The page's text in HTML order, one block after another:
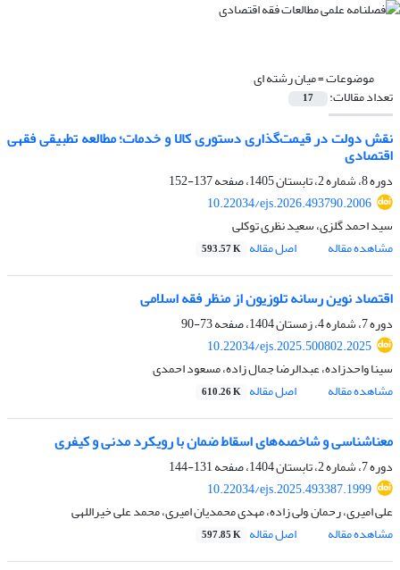
موضوعات =میان رشته ای
تعداد مقالات: 17
نقش دولت در قیمت‌گذاری دستوری کالا و خدمات؛ مطالعه تطبیقی فقهی
اقتصادی
دوره 8، شماره 2، تابستان 1405، صفحه
137-152
10.22034/ejs.2026.493790.2006
سید احمد گلزی، سعید نظری توکلی
مشاهده مقاله
اصل مقاله 593.57 K
اقتصاد نوین رسانه تلوزیون از منظر فقه اسلامی
دوره 7، شماره 4، زمستان 1404، صفحه
73-90
10.22034/ejs.2025.500802.2025
سینا واحدزاده، عبدالرضا جمال زاده، مسعود احمدی
مشاهده مقاله
اصل مقاله 610.26 K
معناشناسی و شاخصه‌های اسقاط ضمان با رویکرد مدنی و کیفری
دوره 7، شماره 2، تابستان 1404، صفحه
131-144
10.22034/ejs.2025.493387.1999
علی امیری، رحمان ,ولی زاده، مهدی محمدیان امیری، محمد علی خیراللهی
مشاهده مقاله
اصل مقاله 597.85 K